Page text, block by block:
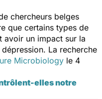
chercheurs belges
que certains types de
avoir un impact sur la
La recherche
Microbiology le 4
elles notre